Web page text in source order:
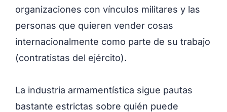
organizaciones con vínculos militares y las
personas que quieren vender cosas
internacionalmente como parte de su trabajo
(contratistas del ejército).
La industria armamentística sigue pautas
bastante estrictas sobre quién puede